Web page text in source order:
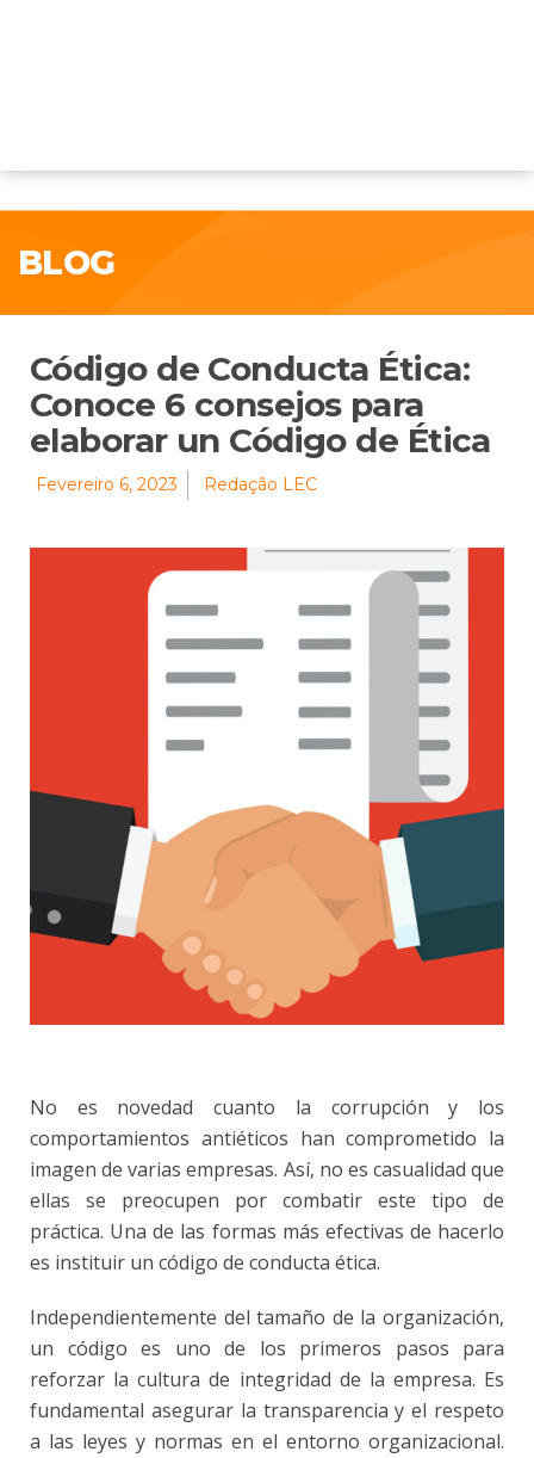
BLOG
Código de Conducta Ética:
Conoce 6 consejos para
elaborar un Código de Ética
Fevereiro 6, 2023 Redação LEC
No es novedad cuanto la corrupción y los
comportamientos antiéticos han comprometido la
imagen de varias empresas. Así, no es casualidad que
ellas se preocupen por combatir este tipo de
práctica. Una de las formas más efectivas de hacerlo
es instituir un código de conducta ética.
Independientemente del tamaño de la organización,
un código es uno de los primeros pasos para
reforzar lacultura de integridad de la empresa. Es
fundamental asegurar la transparencia y el respeto
a las leyes y normas en el entorno organizacional.